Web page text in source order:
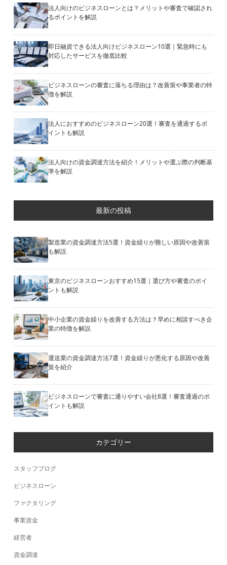
法人向けのビジネスローンとは？メリットや審査で確認され
るポイントを解説
即日融資できる法人向けビジネスローン10選｜緊急時にも
対応したサービスを徹底比較
ビジネスローンの審査に落ちる理由は？改善策や事業者の特
徴を解説
法人におすすめのビジネスローン20選！審査を通過するポ
イントも解説
法人向けの資金調達方法を紹介！メリットや選ぶ際の判断基
準を解説
最新の投稿
製造業の資金調達方法5選！資金繰りが難しい原因や改善策
も解説
東京のビジネスローンおすすめ15選｜選び方や審査のポイ
ントも解説
中小企業の資金繰りを改善する方法は？早めに相談すべき企
業の特徴を解説
運送業の資金調達方法7選！資金繰りが悪化する原因や改善
策を紹介
ビジネスローンで審査に通りやすい会社8選！審査通過のポ
イントも解説
カテゴリー
スタッフブログ
ビジネスローン
ファクタリング
事業資金
経営者
資金調達